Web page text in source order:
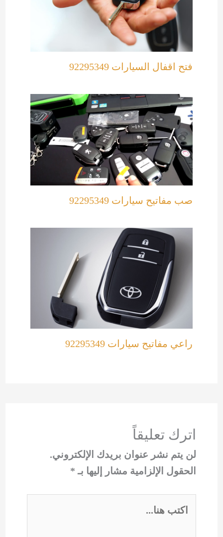
فتح اقفال السيارات 92295349
صب مفاتيح سيارات 92295349
راعي مفاتيح سيارات 92295349
اترك تعليقاً
لن يتم نشر عنوان بريدك الإلكتروني.
الحقول الإلزامية مشار إليها بـ *